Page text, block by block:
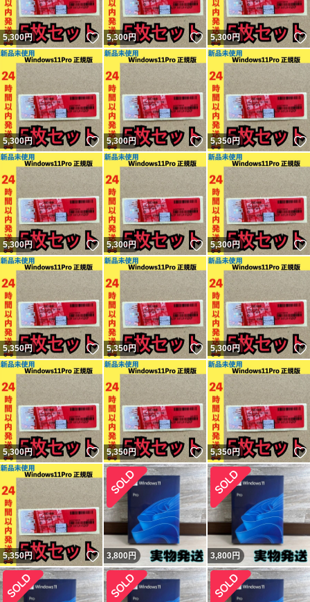
5,300円 いいね！
5,300円 いいね！
5,300円
5,300円 いいね！
5,300円 いいね！
5,350円
5,300円 いいね！
5,300円 いいね！
5,300円
5,350円 いいね！
5,350円 いいね！
5,300円
5,300円 いいね！
5,350円 いいね！
5,350円
5,350円 いいね！
3,800円 3,800円